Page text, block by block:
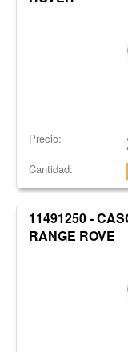
Precio:
Cantidad:
11491250 -
RANGE ROVE